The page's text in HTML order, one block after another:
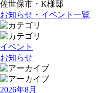
佐世保市・K様邸
お知らせ・イベント一覧
イベント
お知らせ
2026年8月